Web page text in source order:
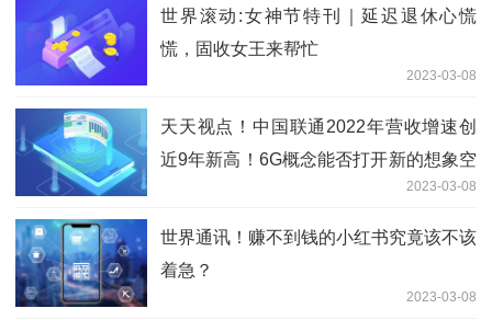
世界滚动:女神节特刊｜延迟退休心慌
慌，固收女王来帮忙
2023-03-08
天天视点！中国联通2022年营收增速创
近9年新高！6G概念能否打开新的想象空
2023-03-08
世界通讯！赚不到钱的小红书究竟该不该
着急？
2023-03-08